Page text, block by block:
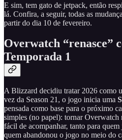
E sim, tem gato de jetpack, então
lá. Confira, a seguir, todas as
partir do dia 10 de fevereiro.
Overwatch “renasce”
Temporada 1
A Blizzard decidiu tratar 2026 como
vez da Season 21, o jogo inicia uma
pensada como base para o próximo
simples (no papel): tornar Overwatch
fácil de acompanhar, tanto para
quem abandonou o jogo no meio do